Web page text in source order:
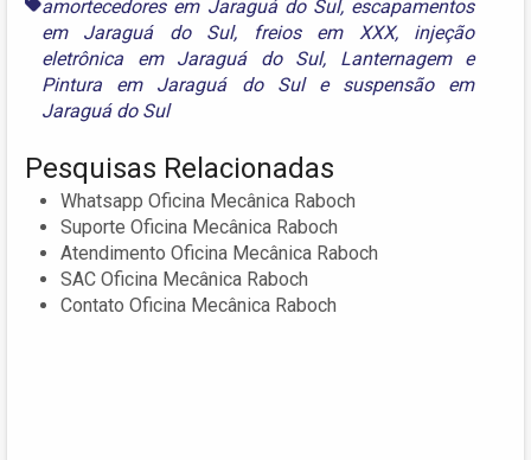
amortecedores em Jaraguá do Sul, escapamentos
em Jaraguá do Sul, freios em XXX, injeção
eletrônica em Jaraguá do Sul, Lanternagem e
Pintura em Jaraguá do Sule suspensão em
Jaraguá do Sul
Pesquisas Relacionadas
Whatsapp Oficina Mecânica Raboch
Suporte Oficina Mecânica Raboch
Atendimento Oficina Mecânica Raboch
SAC Oficina Mecânica Raboch
Contato Oficina Mecânica Raboch